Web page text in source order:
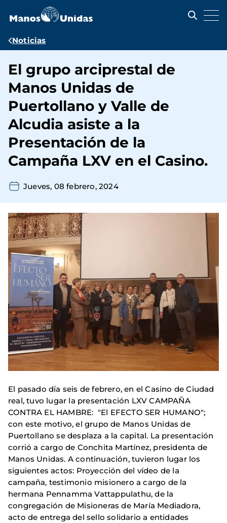
contenido
Ruta
navegación
Noticias
El grupo arciprestal de
Manos Unidas de
Puertollano y Valle de
Alcudia asiste a la
Presentación de la
Campaña LXV en el Casino.
Jueves, 08 febrero, 2024
El pasado día seis de febrero, en el Casino de Ciudad
real, tuvo lugar la presentación LXV CAMPAÑA
CONTRA EL HAMBRE: "El EFECTO SER HUMANO";
con este motivo, el grupo de Manos Unidas de
Puertollano se desplaza a la capital. La presentación
corrió a cargo de Conchita Martínez, presidenta de
Manos Unidas. A continuación, tuvieron lugar los
siguientes actos: Proyección del vídeo de la
campaña, testimonio misionero a cargo de la
hermana Pennamma Vattappulathu, de la
congregación de Misioneras de María Mediadora,
acto de entrega del sello solidario a entidades